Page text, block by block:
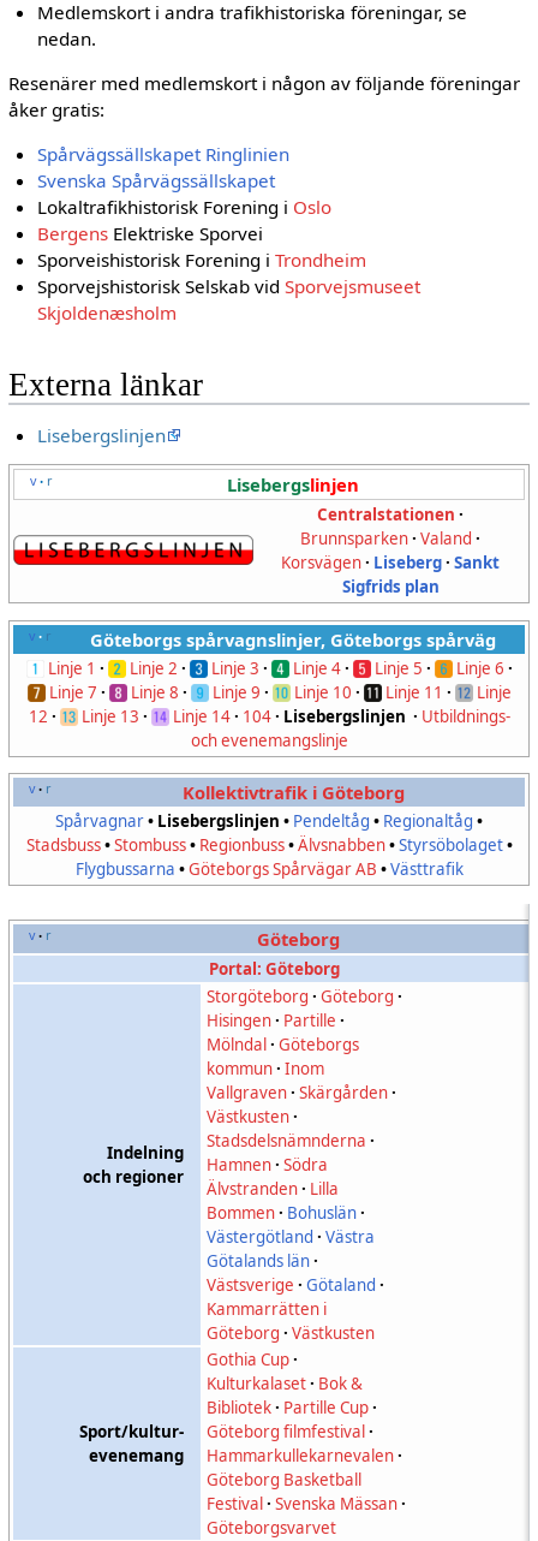
Medlemskort i andra trafikhistoriska föreningar, se
nedan.
Resenärer med medlemskort i någon av följande föreningar
åker gratis:
Spårvägssällskapet Ringlinien
Svenska Spårvägssällskapet
Lokaltrafikhistorisk Forening i Oslo
Bergens Elektriske Sporvei
Sporveishistorisk Forening iTrondheim
Sporvejshistorisk Selskab vidSporvejsmuseet
Skjoldenæsholm
Externa länkar
Lisebergslinjen
v • r Lisebergslinjen
Centralstationen ·
Brunnsparken· Valand ·
Korsvägen· Liseberg· Sankt
Sigfrids plan
v • r Göteborgs spårvagnslinjer, Göteborgs spårväg
Linje 1 · Linje 2 · Linje 3 · Linje 4· Linje 5 · Linje 6 ·
Linje 7 · Linje 8 · Linje 9 · Linje 10 · Linje 11 ·
Linje
12 · Linje 13 · Linje 14· 104· Lisebergslinjen · Utbildnings-
och evenemangslinje
v • r Kollektivtrafik i Göteborg
Spårvagnar• Lisebergslinjen • Pendeltåg • Regionaltåg •
Stadsbuss•Stombuss• Regionbuss•Älvsnabben•Styrsöbolaget•
Flygbussarna •Göteborgs Spårvägar AB •Västtrafik
v • r Göteborg
Portal: Göteborg
Indelning
och regioner
Storgöteborg ·Göteborg ·
Hisingen· Partille ·
Mölndal ·Göteborgs
kommun·Inom
Vallgraven·Skärgården·
Västkusten·
Stadsdelsnämnderna ·
Hamnen·Södra
Älvstranden· Lilla
Bommen· Bohuslän·
Västergötland ·Västra
Götalands län·
Västsverige ·Götaland ·
Kammarrätten i
Göteborg ·Västkusten
Sport/kultur-
evenemang
Gothia Cup·
Kulturkalaset· Bok &
Bibliotek· Partille Cup·
Göteborg filmfestival ·
Hammarkullekarnevalen·
Göteborg Basketball
Festival ·Svenska Mässan·
Göteborgsvarvet